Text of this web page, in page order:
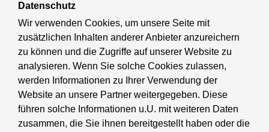
Kultur & Ausgehen
Tourismus
Wirtschaft
Stadtleben
Datenschutz
Wir verwenden Cookies, um unsere Seite mit
zusätzlichen Inhalten anderer Anbieter anzureichern
zu können und die Zugriffe auf unserer Website zu
analysieren. Wenn Sie solche Cookies zulassen,
werden Informationen zu Ihrer Verwendung der
Website an unsere Partner weitergegeben. Diese
führen solche Informationen u.U. mit weiteren Daten
zusammen, die Sie ihnen bereitgestellt haben oder die